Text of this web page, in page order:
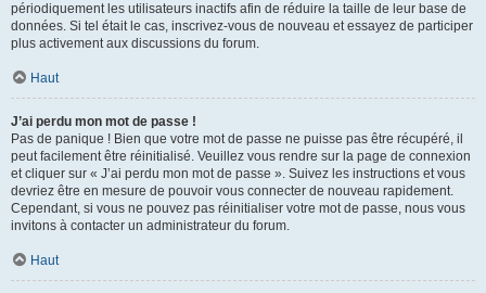
périodiquement les utilisateurs inactifs afin de réduire la taille de leur base de
données. Si tel était le cas, inscrivez-vous de nouveau et essayez de participer
plus activement aux discussions du forum.
Haut
J’ai perdu mon mot de passe !
Pas de panique ! Bien que votre mot de passe ne puisse pas être récupéré, il
peut facilement être réinitialisé. Veuillez vous rendre sur la page de connexion
et cliquer sur « J’ai perdu mon mot de passe ». Suivez les instructions et vous
devriez être en mesure de pouvoir vous connecter de nouveau rapidement.
Cependant, si vous ne pouvez pas réinitialiser votre mot de passe, nous vous
invitons à contacter un administrateur du forum.
Haut